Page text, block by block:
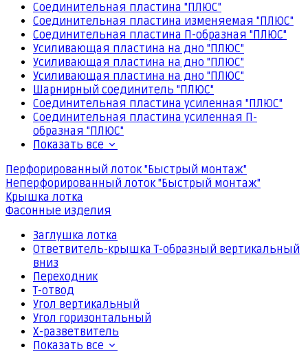
Соединительная пластина "ПЛЮС"
Соединительная пластина изменяемая "ПЛЮС"
Соединительная пластина П-образная "ПЛЮС"
Усиливающая пластина на дно "ПЛЮС"
Усиливающая пластина на дно "ПЛЮС"
Усиливающая пластина на дно "ПЛЮС"
Шарнирный соединитель "ПЛЮС"
Соединительная пластина усиленная "ПЛЮС"
Соединительная пластина усиленная П-
образная "ПЛЮС"
Показать все
Перфорированный лоток "Быстрый монтаж"
Неперфорированный лоток "Быстрый монтаж"
Крышка лотка
Фасонные изделия
Заглушка лотка
Ответвитель-крышка Т-образный вертикальный
вниз
Переходник
Т-отвод
Угол вертикальный
Угол горизонтальный
Х-разветвитель
Показать все